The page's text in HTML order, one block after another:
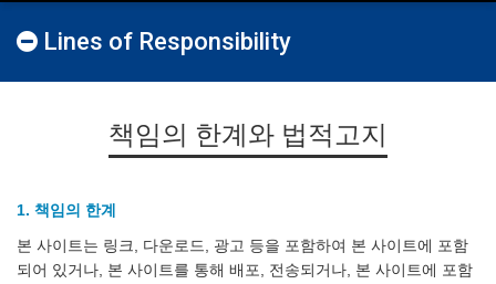
Lines of Responsibility
책임의 한계와 법적고지
1. 책임의 한계
본 사이트는 링크, 다운로드, 광고 등을 포함하여 본 사이트에 포함
되어 있거나, 본 사이트를 통해 배포, 전송되거나, 본 사이트에 포함